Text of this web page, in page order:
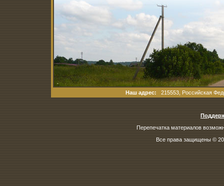
Наш адрес: 215553, Российская
Перепечатка материалов
Все права защищены ©